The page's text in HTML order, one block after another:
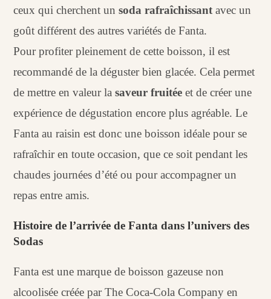
ceux qui cherchent unsoda rafraîchissant avec un
goût différent des autres variétés de Fanta.
Pour profiter pleinement de cette boisson, il est
recommandé de la déguster bien glacée. Cela permet
de mettre en valeur lasaveur fruitée et de créer une
expérience de dégustation encore plus agréable. Le
Fanta au raisin est donc une boisson idéale pour se
rafraîchir en toute occasion, que ce soit pendant les
chaudes journées d’été ou pour accompagner un
repas entre amis.
Histoire de l’arrivée de Fanta dans l’univers des
Sodas
Fanta est une marque de boisson gazeuse non
alcoolisée créée par The Coca-Cola Company en